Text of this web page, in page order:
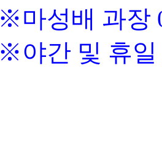
※마성배 과장
※야간 및 휴